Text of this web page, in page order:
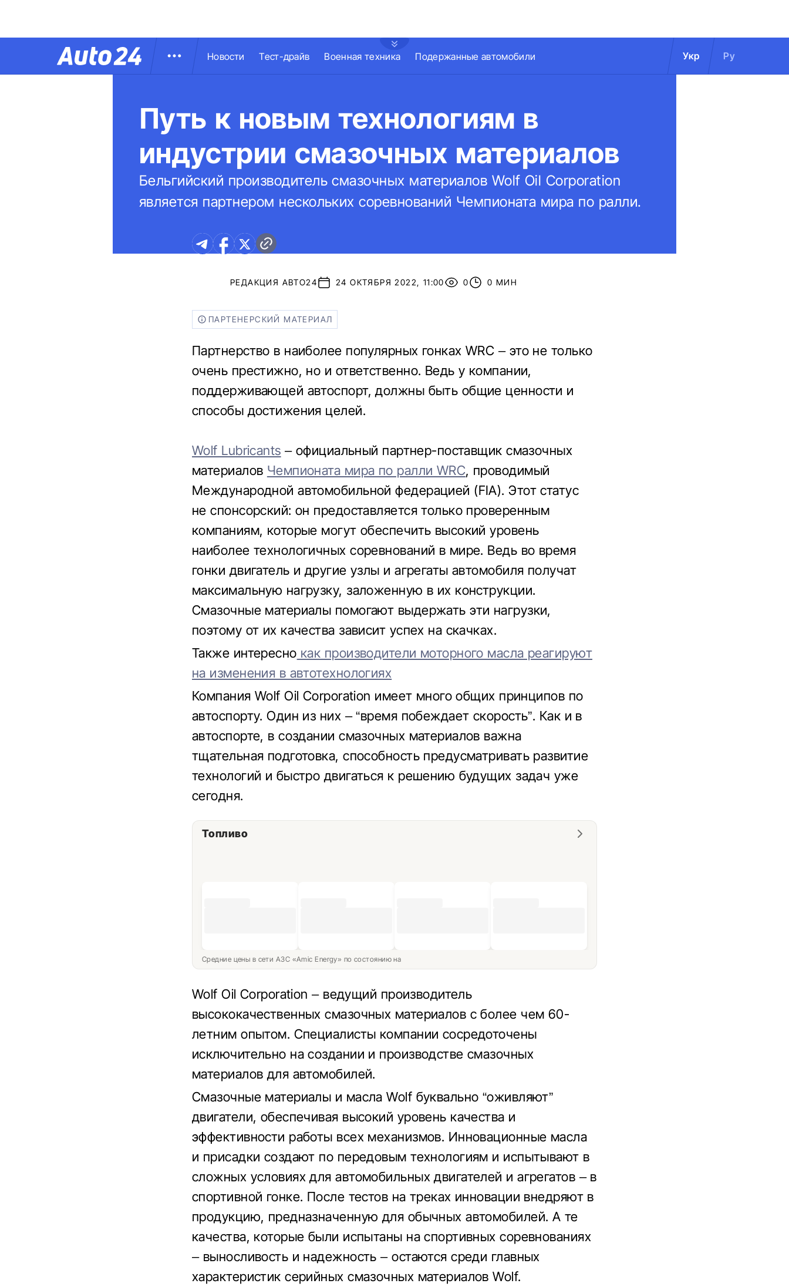
Новости Тест-драйв Военная техника Подержанные автомобили Укр Ру
Путь к новым технологиям в
индустрии смазочных материалов
Бельгийский производитель смазочных материалов Wolf Oil Corporation
является партнером нескольких соревнований Чемпионата мира по ралли.
РЕДАКЦИЯ АВТО24 24 ОКТЯБРЯ 2022, 11:00 0 0 МИН
ПАРТЕНЕРСКИЙ МАТЕРИАЛ
Партнерство в наиболее популярных гонках WRC – это не только
очень престижно, но и ответственно. Ведь у компании,
поддерживающей автоспорт, должны быть общие ценности и
способы достижения целей.
Wolf Lubricants – официальный партнер-поставщик смазочных
материалов Чемпионата мира по ралли WRC, проводимый
Международной автомобильной федерацией (FIA). Этот статус
не спонсорский: он предоставляется только проверенным
компаниям, которые могут обеспечить высокий уровень
наиболее технологичных соревнований в мире. Ведь во время
гонки двигатель и другие узлы и агрегаты автомобиля получат
максимальную нагрузку, заложенную в их конструкции.
Смазочные материалы помогают выдержать эти нагрузки,
поэтому от их качества зависит успех на скачках.
Также интересно как производители моторного масла реагируют
на изменения в автотехнологиях
Компания Wolf Oil Corporation имеет много общих принципов по
автоспорту. Один из них – “время побеждает скорость”. Как и в
автоспорте, в создании смазочных материалов важна
тщательная подготовка, способность предусматривать развитие
технологий и быстро двигаться к решению будущих задач уже
сегодня.
Топливо
Средние цены в сети АЗС «Amic Energy» по состоянию на
Wolf Oil Corporation – ведущий производитель
высококачественных смазочных материалов с более чем 60-
летним опытом. Специалисты компании сосредоточены
исключительно на создании и производстве смазочных
материалов для автомобилей.
Смазочные материалы и масла Wolf буквально “оживляют”
двигатели, обеспечивая высокий уровень качества и
эффективности работы всех механизмов. Инновационные масла
и присадки создают по передовым технологиям и испытывают в
сложных условиях для автомобильных двигателей и агрегатов – в
спортивной гонке. После тестов на треках инновации внедряют в
продукцию, предназначенную для обычных автомобилей. А те
качества, которые были испытаны на спортивных соревнованиях
– выносливость и надежность – остаются среди главных
характеристик серийных смазочных материалов Wolf.